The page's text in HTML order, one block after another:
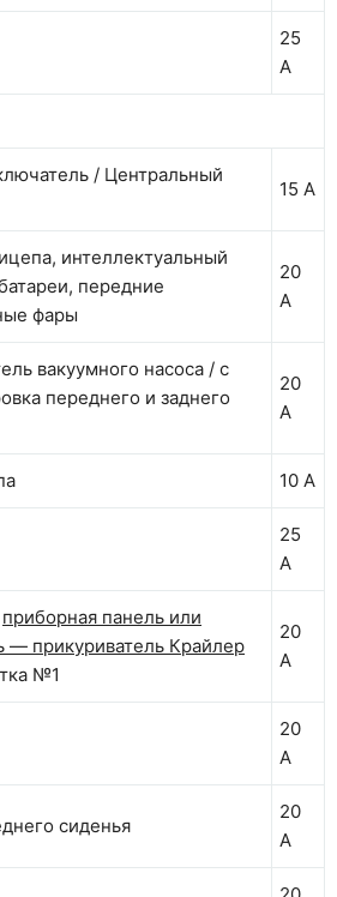
25
А
/ Центральный
15 А
интеллектуальный
передние
фары
20
А
вакуумного насоса / с
переднего и заднего
20
А
10 А
25
А
приборная панель или
— прикуриватель Крайлер
№1
20
А
20
А
сиденья
20
А